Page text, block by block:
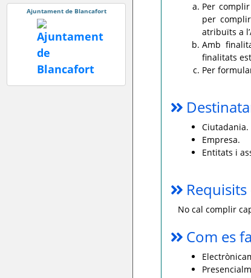
Ajuntament de Blancafort
Per
per
atribuïts a
Amb
finalitats
Per
Ciutadania.
Empresa.
Entitats i
No cal complir
Com es